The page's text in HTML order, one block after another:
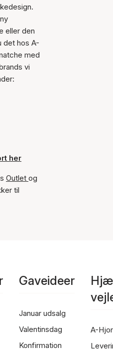
eller den
det hos A-
med
vi
her
Outlet og
til
Gaveideer
Januar udsalg
Valentinsdag
Konfirmation
A-